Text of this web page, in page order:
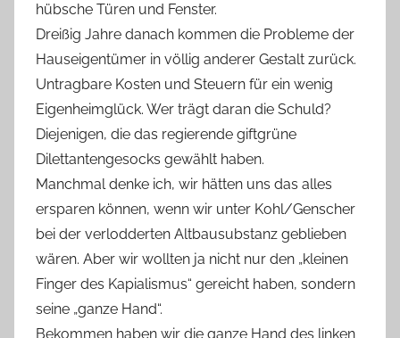
hübsche Türen und Fenster.
Dreißig Jahre danach kommen die Probleme der
Hauseigentümer in völlig anderer Gestalt zurück.
Untragbare Kosten und Steuern für ein wenig
Eigenheimglück. Wer trägt daran die Schuld?
Diejenigen, die das regierende giftgrüne
Dilettantengesocks gewählt haben.
Manchmal denke ich, wir hätten uns das alles
ersparen können, wenn wir unter Kohl/Genscher
bei der verlodderten Altbausubstanz geblieben
wären. Aber wir wollten ja nicht nur den „kleinen
Finger des Kapialismus“ gereicht haben, sondern
seine „ganze Hand“.
Bekommen haben wir die ganze Hand des linken